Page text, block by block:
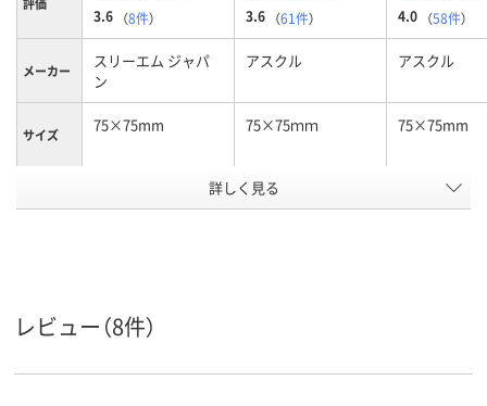
3.6 （8件） 3.6 （61件） 4.0 （58件）
メーカー
スリーエム ジャパ
ン
アスクル アスクル
サイズ 75×75mm 75×75ｍｍ 75×75mm
イエロー系、グリー
ン系、ピンク系、ブル
オレンジ系
粘着力 通常粘着
種類 スタンダード スタンダード スタンダード
詳しく見る
レビュー（8件）